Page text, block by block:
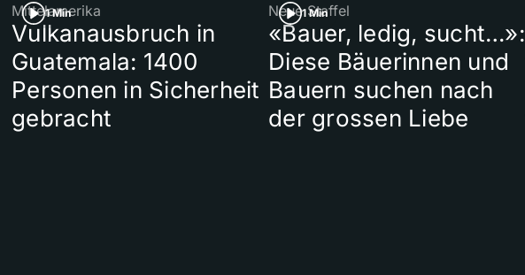
1 Min
Mittelamerika
Vulkanausbruch in
Guatemala: 1400
Personen in Sicherheit
gebracht
1 Min
Neue Staffel
«Bauer, ledig, sucht…»:
Diese Bäuerinnen und
Bauern suchen nach
der grossen Liebe